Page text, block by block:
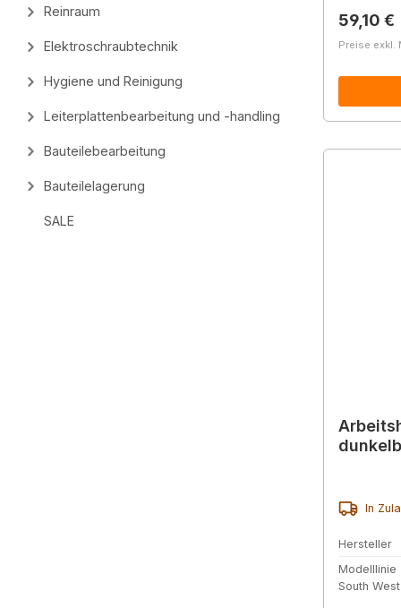
Reinraum
Elektroschraubtechnik
Hygiene und Reinigung
Leiterplattenbearbeitung und -handling
Bauteilebearbeitung
Bauteilelagerung
SALE
59,10 €
Preise exkl.
In
Hersteller
Modelllinie
South